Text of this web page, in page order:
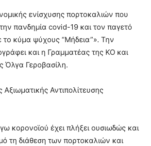
ενίσχυσης πορτοκαλιών που
πανδημία covid-19 και τον παγετό
κύμα ψύχους “Μήδεια”». Την
και η Γραμματέας της ΚΟ και
Όλγα Γεροβασίλη.
Αξιωματικής Αντιπολίτευσης
κορονοϊού έχει πλήξει ουσιωδώς και
τη διάθεση των πορτοκαλιών και